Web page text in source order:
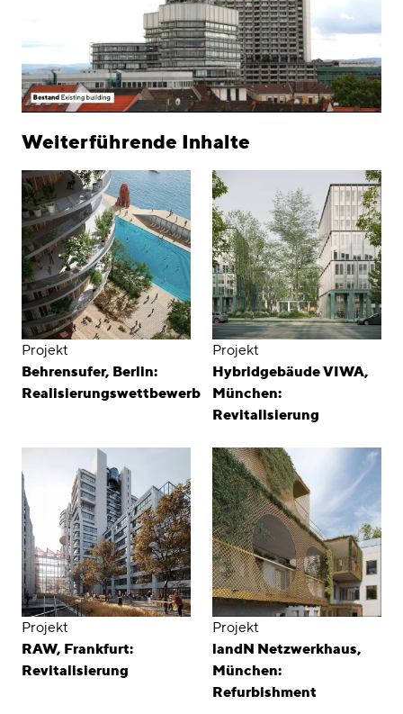
Weiterführende Inhalte
Projekt
Behrensufer, Berlin:
Realisierungswettbewerb
Projekt
Hybridgebäude VIWA,
München:
Revitalisierung
Projekt
RAW, Frankfurt:
Revitalisierung
Projekt
landN Netzwerkhaus,
München:
Refurbishment